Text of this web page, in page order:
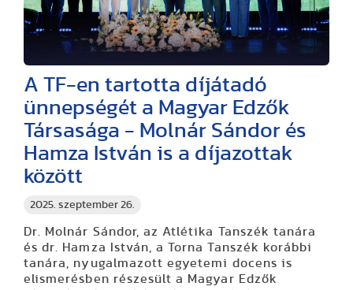
2025. szeptember 26.
A TF-en tartotta díjátadó
ünnepségét a Magyar Edzők
Társasága - Molnár Sándor és
Hamza István is a díjazottak
között
Dr. Molnár Sándor, az Atlétika Tanszék tanára
és dr. Hamza István, a Torna Tanszék korábbi
tanára, nyugalmazott egyetemi docens is
elismerésben részesült a Magyar Edzők